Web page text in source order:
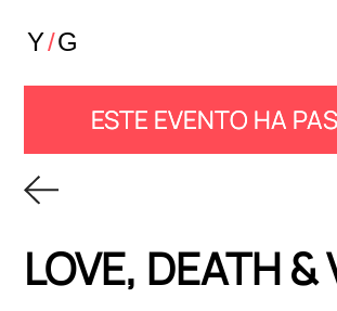
ESTE EVENTO HA
LOVE, DEATH &